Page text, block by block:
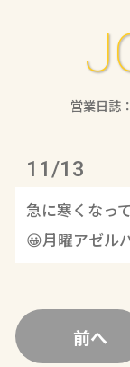
営業日誌
11/13
急に寒くなっ
😀月曜アゼル
前へ